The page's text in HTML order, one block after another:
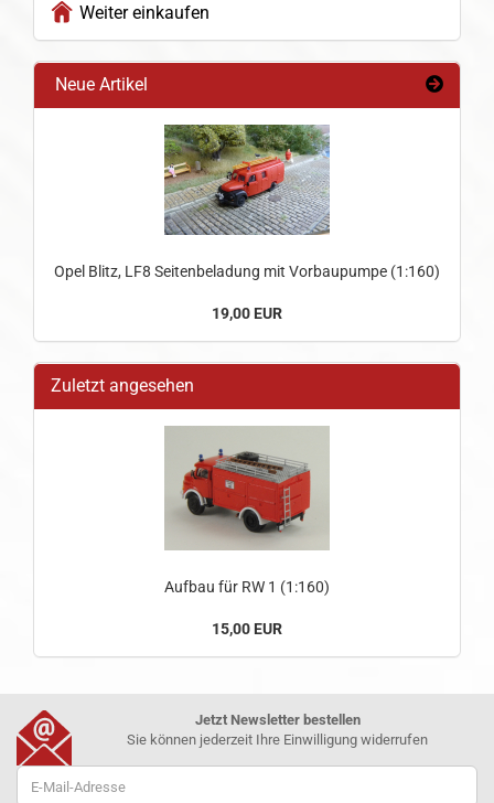
Weiter einkaufen
Neue Artikel
Opel Blitz, LF8 Seitenbeladung mit Vorbaupumpe (1:160)
19,00 EUR
Zuletzt angesehen
Aufbau für RW 1 (1:160)
15,00 EUR
Jetzt Newsletter bestellen
Sie können jederzeit Ihre Einwilligung widerrufen